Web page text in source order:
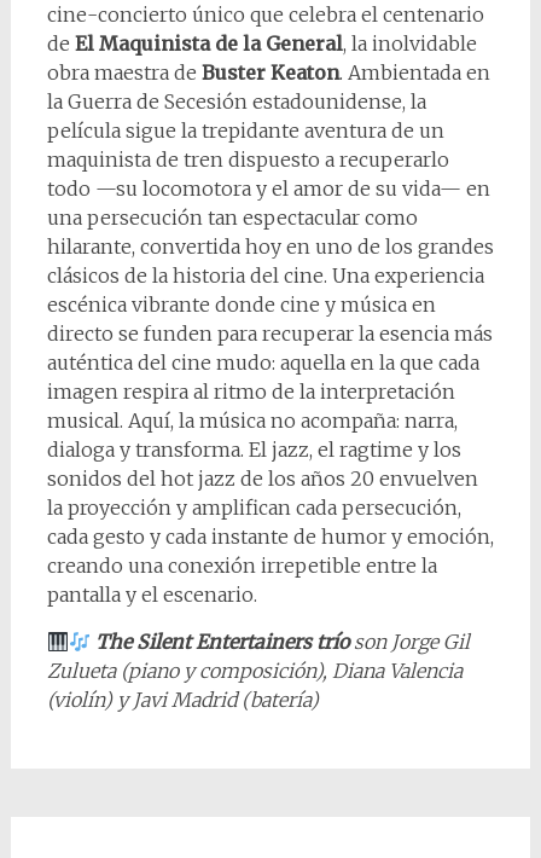
cine-concierto único que celebra el centenario
de El Maquinista de la General, la inolvidable
obra maestra de Buster Keaton. Ambientada en
la Guerra de Secesión estadounidense, la
película sigue la trepidante aventura de un
maquinista de tren dispuesto a recuperarlo
todo —su locomotora y el amor de su vida— en
una persecución tan espectacular como
hilarante, convertida hoy en uno de los grandes
clásicos de la historia del cine. Una experiencia
escénica vibrante donde cine y música en
directo se funden para recuperar la esencia más
auténtica del cine mudo: aquella en la que cada
imagen respira al ritmo de la interpretación
musical. Aquí, la música no acompaña: narra,
dialoga y transforma. El jazz, el ragtime y los
sonidos del hot jazz de los años 20 envuelven
la proyección y amplifican cada persecución,
cada gesto y cada instante de humor y emoción,
creando una conexión irrepetible entre la
pantalla y el escenario.
The Silent Entertainers tríoson Jorge Gil
Zulueta (piano y composición), Diana Valencia
(violín) y Javi Madrid (batería)